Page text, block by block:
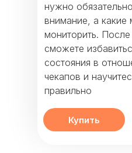
Купить
нужно
внимание, а
мониторить.
сможете
состояния в
чекапов и
правильно